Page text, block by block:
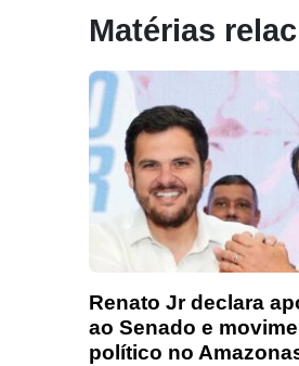
Matérias
Renato Jr declara
ao Senado e
político no